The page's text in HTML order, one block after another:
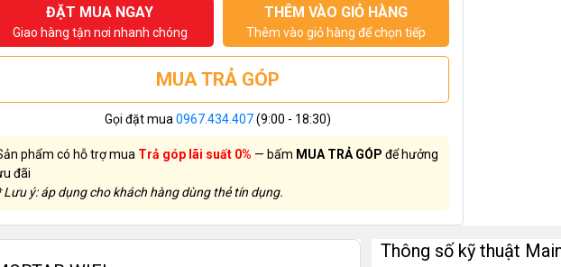
ĐẶT MUA NGAY
Giao hàng tận nơi nhanh chóng
THÊM VÀO GIỎ HÀNG
Thêm vào giỏ hàng để chọn tiếp
MUA TRẢ GÓP
Gọi đặt mua 0967.434.407(9:00 - 18:30)
phẩm có hỗ trợ mua Trả góp lãi suất 0% — bấm MUA TRẢ GÓP để hưởng
đãi
Lưu ý: áp dụng cho khách hàng dùng thẻ tín dụng.
Thông số kỹ thuật